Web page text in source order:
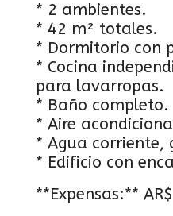
* 2 ambientes.
* 42 m² totales.
* Dormitorio con
* Cocina
para lavarropas.
* Baño completo.
* Aire
* Agua corriente,
* Edificio con
**Expensas:**